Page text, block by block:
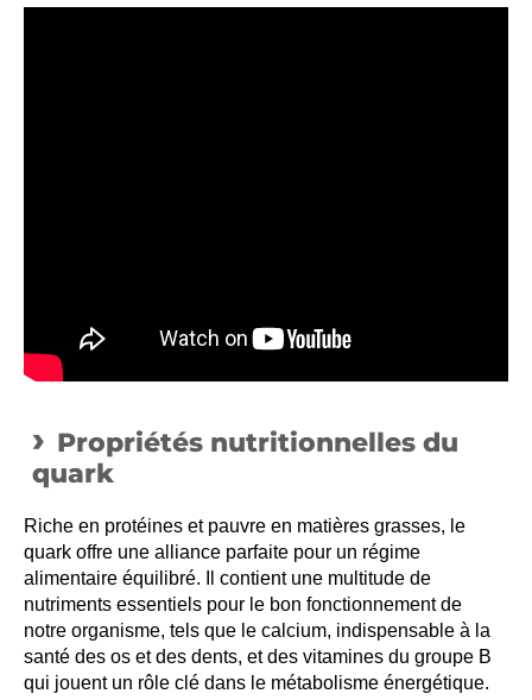
Propriétés nutritionnelles du
quark
Riche en protéines et pauvre en matières grasses, le
quark offre une alliance parfaite pour un régime
alimentaire équilibré. Il contient une multitude de
nutriments essentiels pour le bon fonctionnement de
notre organisme, tels que le calcium, indispensable à la
santé des os et des dents, et des vitamines du groupe B
qui jouent un rôle clé dans le métabolisme énergétique.